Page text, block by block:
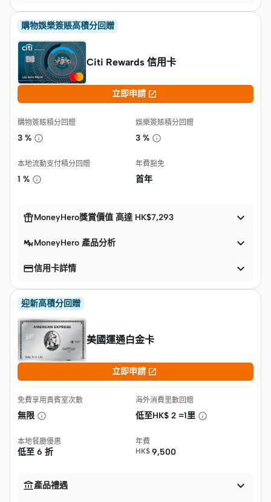
購物娛樂簽賬高積分回贈
Citi Rewards 信用卡
立即申請 
購物簽賬積分回贈
3 %
娛樂簽賬積分回贈
3 %
本地流動支付積分回贈
1 %
年費豁免
首年
MoneyHero獎賞價值 高達 HK$7,293 
MoneyHero 產品分析 
信用卡詳情 
迎新高積分回贈
美國運通白金卡
立即申請 
免費享用貴賓室次數
無限
海外消費里數回贈
低至HK$ 2 =1里
本地餐廳優惠
低至 6 折
年費
HK$ 9,500
產品禮遇 